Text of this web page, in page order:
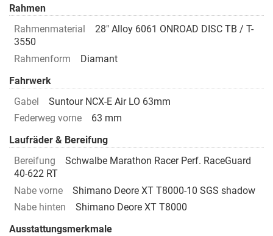
Rahmen
Rahmenmaterial
28" Alloy 6061 ONROAD DISC TB / T-
3550
Rahmenform
Diamant
Fahrwerk
Gabel
Suntour NCX-E Air LO 63mm
Federweg vorne
63 mm
Laufräder & Bereifung
Bereifung
Schwalbe Marathon Racer Perf. RaceGuard
40-622 RT
Nabe vorne
Shimano Deore XT T8000-10 SGS shadow
Nabe hinten
Shimano Deore XT T8000
Ausstattungsmerkmale